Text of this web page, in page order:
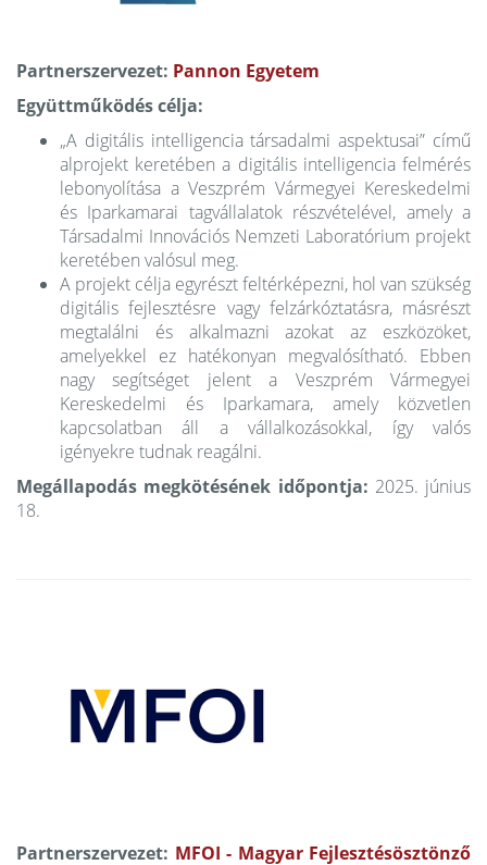
Partnerszervezet: Pannon Egyetem
Együttműködés célja:
„A digitális intelligencia társadalmi aspektusai” című
alprojekt keretében a digitális intelligencia felmérés
lebonyolítása a Veszprém Vármegyei Kereskedelmi
és Iparkamarai tagvállalatok részvételével, amely a
Társadalmi Innovációs Nemzeti Laboratórium projekt
keretében valósul meg.
A projekt célja egyrészt feltérképezni, hol van szükség
digitális fejlesztésre vagy felzárkóztatásra, másrészt
megtalálni és alkalmazni azokat az eszközöket,
amelyekkel ez hatékonyan megvalósítható. Ebben
nagy segítséget jelent a Veszprém Vármegyei
Kereskedelmi és Iparkamara, amely közvetlen
kapcsolatban áll a vállalkozásokkal, így valós
igényekre tudnak reagálni.
Megállapodás megkötésének időpontja: 2025. június
18.
Partnerszervezet: MFOI - Magyar Fejlesztésösztönző